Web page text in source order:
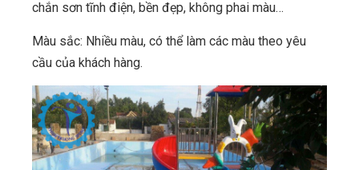
chắn sơn tĩnh điện, bền đẹp, không phai màu…
Màu sắc: Nhiều màu, có thể làm các màu theo yêu
cầu của khách hàng.